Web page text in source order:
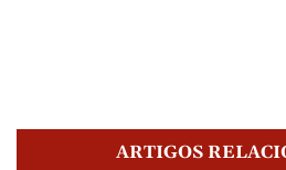
ARTIGOS